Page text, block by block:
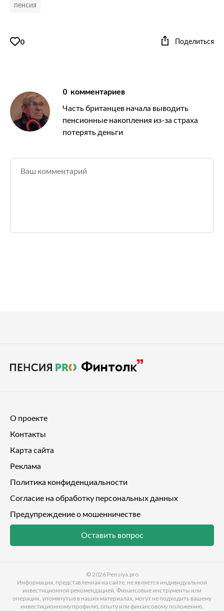
пенсия
0 Поделиться
0 комментариев
Часть британцев начала выводить
пенсионные накопления из-за страха
потерять деньги
О проекте
Контакты
Карта сайта
Реклама
Политика конфиденциальности
Согласие на обработку персональных данных
Предупреждение о мошенничестве
Оставить вопрос
© 2026 Pensiya.pro
Информация, представленная на сайте, не является индивидуальной
инвестиционной рекомендацией. Финансовые инструменты или
операции, упомянутые в наших материалах, могут не подходить вашему
инвестиционному профилю, опыту или финансовому положению.